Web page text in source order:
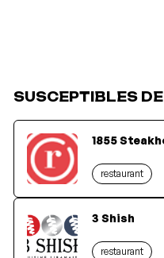
SUSCEPTIBLES
1855
restaurant
3 Shish
restaurant